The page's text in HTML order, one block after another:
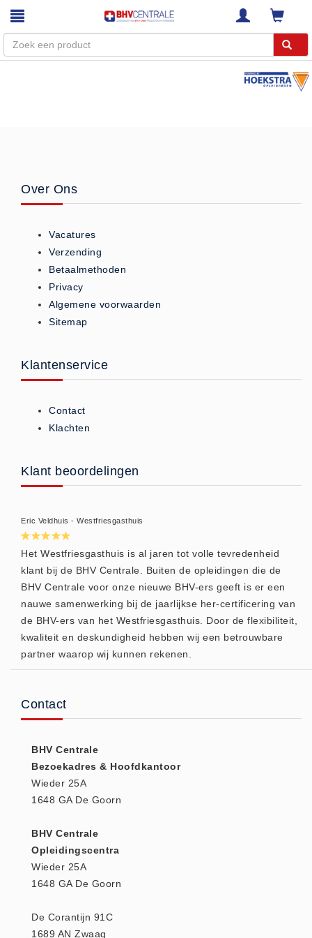
Diensten
RI&E
Bedrijfsnoodplannen
VCA Trajecten
ISO 9001 Begeleiding
Inspectiecentrale
Ons Team
Nieuws
Contact
Klachten
Privacy
Retourneren
Algemene Voorwaarden
Vacatures
Winkel
(20)
AED apparaten (11)
Actie (5)
AED
AED batterijen (12)
AED binnen - buiten kasten (11)
AED elektroden (18)
Beademings materialen (6)
AED trainers (14)
BHV Kasten
BHV Kleding
Over Ons
Vacatures
Verzending
Betaalmethoden
Privacy
Algemene voorwaarden
Sitemap
Klantenservice
Contact
Klachten
Klant beoordelingen
Eric Veldhuis - Westfriesgasthuis
Het Westfriesgasthuis is al jaren tot volle tevredenheid
klant bij de BHV Centrale. Buiten de opleidingen die de
BHV Centrale voor onze nieuwe BHV-ers geeft is er een
nauwe samenwerking bij de jaarlijkse her-certificering van
de BHV-ers van het Westfriesgasthuis. Door de flexibiliteit,
kwaliteit en deskundigheid hebben wij een betrouwbare
partner waarop wij kunnen rekenen.
Contact
BHV Centrale
Bezoekadres & Hoofdkantoor
Wieder 25A
1648 GA De Goorn
BHV Centrale
Opleidingscentra
Wieder 25A
1648 GA De Goorn
De Corantijn 91C
1689 AN Zwaag